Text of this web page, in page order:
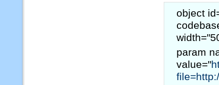
object
param
value="